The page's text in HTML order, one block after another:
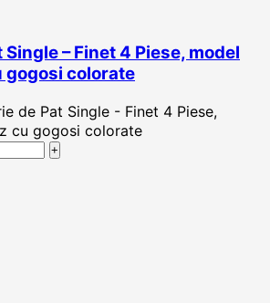
– Finet 4 Piese, model
colorate
de Pat Single - Finet 4 Piese,
cu gogosi colorate